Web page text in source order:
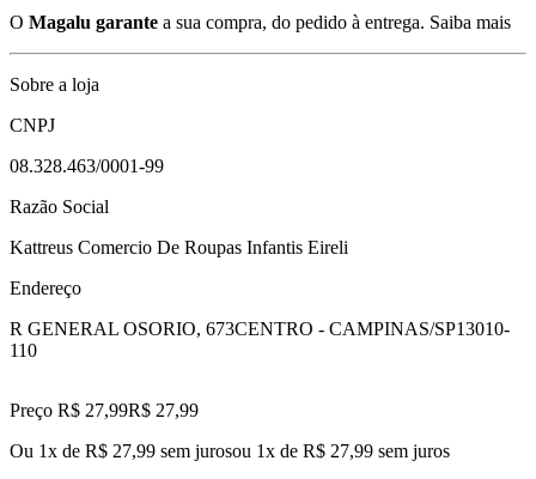
O Magalu garante a sua compra, do pedido à entrega. Saiba mais
Sobre a loja
CNPJ
08.328.463/0001-99
Razão Social
Kattreus Comercio De Roupas Infantis Eireli
Endereço
R GENERAL OSORIO, 673CENTRO - CAMPINAS/SP13010-
110
Preço R$ 27,99R$ 27,99
Ou 1x de R$ 27,99 sem jurosou 1x de R$ 27,99 sem juros